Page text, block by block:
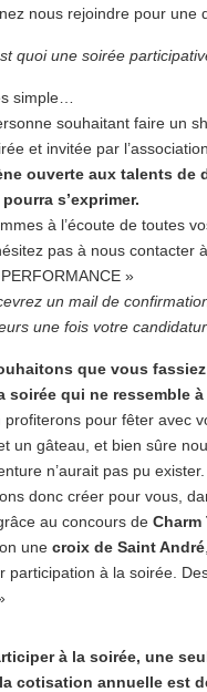
nous rejoindre pour une
quoi une soirée
simple…
souhaitant faire un
et invitée par l’association.
ouverte aux talents de
s’exprimer.
à l’écoute de toutes
pas à nous contacter
PERFORMANCE »
un mail de
une fois votre
que vous
soirée qui ne ressemble
profiterons pour fêter avec
un gâteau, et bien sûre
n’aurait pas pu exister.
donc créer pour vous,
au concours de Charm
une croix de Saint André
participation à la soirée.
à la soirée, une
cotisation annuelle est